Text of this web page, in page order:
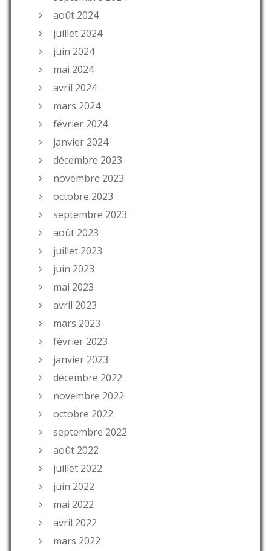
août 2024
juillet 2024
juin 2024
mai 2024
avril 2024
mars 2024
février 2024
janvier 2024
décembre 2023
novembre 2023
octobre 2023
septembre 2023
août 2023
juillet 2023
juin 2023
mai 2023
avril 2023
mars 2023
février 2023
janvier 2023
décembre 2022
novembre 2022
octobre 2022
septembre 2022
août 2022
juillet 2022
juin 2022
mai 2022
avril 2022
mars 2022